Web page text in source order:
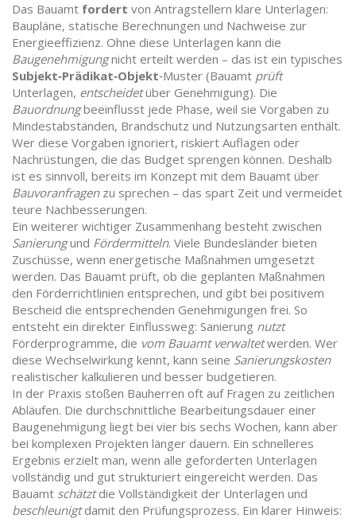
Das Bauamt fordert von Antragstellern klare Unterlagen:
Baupläne, statische Berechnungen und Nachweise zur
Energieeffizienz. Ohne diese Unterlagen kann die
Baugenehmigungnicht erteilt werden – das ist ein typisches
Subjekt‑Prädikat‑Objekt‑Muster (Bauamt prüft
Unterlagen, entscheidetüber Genehmigung). Die
Bauordnungbeeinflusst jede Phase, weil sie Vorgaben zu
Mindestabständen, Brandschutz und Nutzungsarten enthält.
Wer diese Vorgaben ignoriert, riskiert Auflagen oder
Nachrüstungen, die das Budget sprengen können. Deshalb
ist es sinnvoll, bereits im Konzept mit dem Bauamt über
Bauvoranfragenzu sprechen – das spart Zeit und vermeidet
teure Nachbesserungen.
Ein weiterer wichtiger Zusammenhang besteht zwischen
Sanierungund Fördermitteln. Viele Bundesländer bieten
Zuschüsse, wenn energetische Maßnahmen umgesetzt
werden. Das Bauamt prüft, ob die geplanten Maßnahmen
den Förderrichtlinien entsprechen, und gibt bei positivem
Bescheid die entsprechenden Genehmigungen frei. So
entsteht ein direkter Einflussweg: Sanierung nutzt
Förderprogramme, die vom Bauamt verwaltetwerden. Wer
diese Wechselwirkung kennt, kann seine Sanierungskosten
realistischer kalkulieren und besser budgetieren.
In der Praxis stoßen Bauherren oft auf Fragen zu zeitlichen
Abläufen. Die durchschnittliche Bearbeitungsdauer einer
Baugenehmigung liegt bei vier bis sechs Wochen, kann aber
bei komplexen Projekten länger dauern. Ein schnelleres
Ergebnis erzielt man, wenn alle geforderten Unterlagen
vollständig und gut strukturiert eingereicht werden. Das
Bauamt schätztdie Vollständigkeit der Unterlagen und
beschleunigtdamit den Prüfungsprozess. Ein klarer Hinweis: